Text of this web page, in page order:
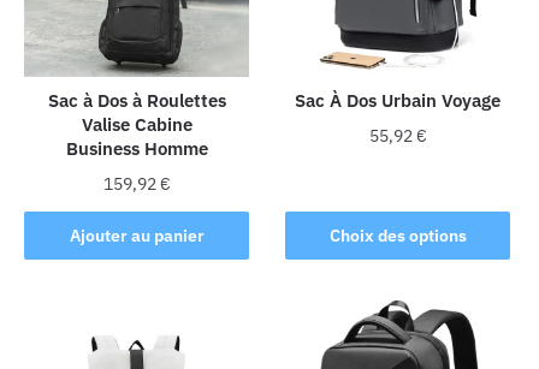
Sac à Dos à Roulettes
Valise Cabine
Business Homme
159,92€
Ajouter au panier
Sac À Dos Urbain Voyage
55,92€
Choix des options
produit
a
plusieurs
variations.
Les
options